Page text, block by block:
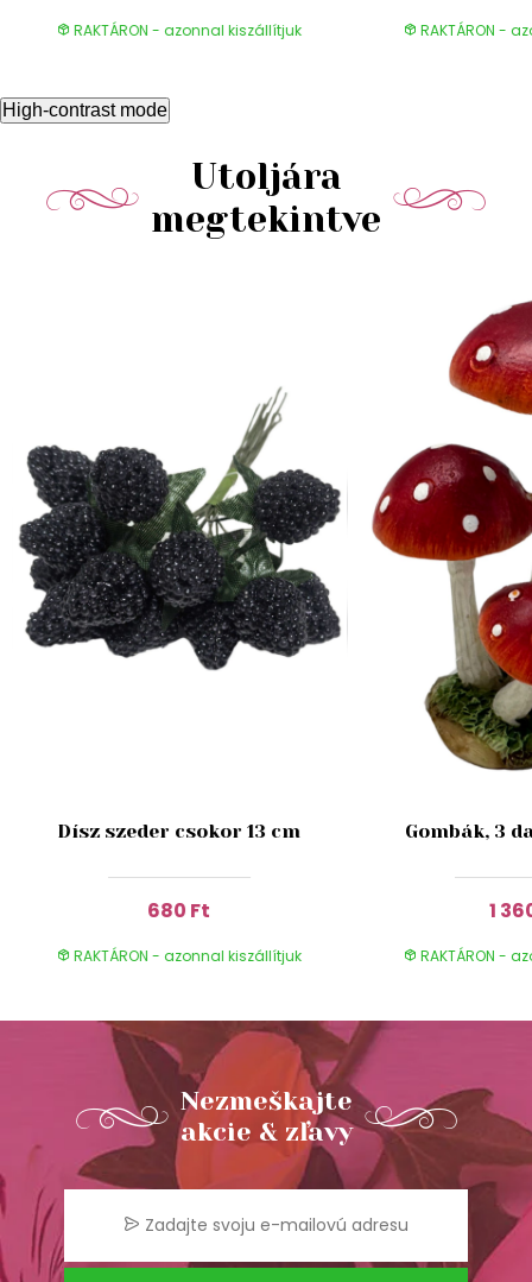
RAKTÁRON - azonnal kiszállítjuk RAKTÁRON -
High-contrast mode
Utoljára
megtekintve
Dísz szeder csokor 13 cm
680 Ft
RAKTÁRON - azonnal kiszállítjuk
Gombák, 3
1
RAKTÁRON -
Nezmeškajte
akcie & zľavy